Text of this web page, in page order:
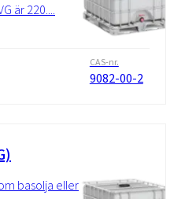
är 220....
CAS-nr.
9082-00-2
basolja eller